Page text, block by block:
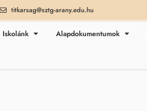
titkarsag@sztg-arany.edu.hu
Iskolánk Alapdokumentumok